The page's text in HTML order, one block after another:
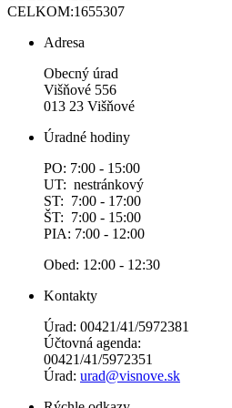
CELKOM:1655307
Adresa
Obecný úrad
Višňové 556
013 23 Višňové
Úradné hodiny
PO: 7:00 - 15:00
UT: nestránkový
ST: 7:00 - 17:00
ŠT: 7:00 - 15:00
PIA: 7:00 - 12:00
Obed: 12:00 - 12:30
Kontakty
Úrad: 00421/41/5972381
Účtovná agenda:
00421/41/5972351
Úrad: urad@visnove.sk